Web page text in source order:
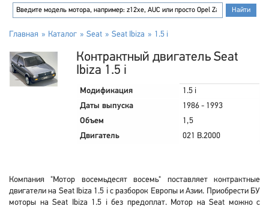
Главная Каталог Seat Seat Ibiza 1.5 i
Контрактный двигатель Seat
Ibiza 1.5 i
Модификация
1.5 i
Даты выпуска
1986 - 1993
Объем
1,5
Двигатель
021 B.2000
Компания "Мотор восемьдесят восемь" поставляет контрактные
двигатели на Seat Ibiza 1.5 i с разборок Европы и Азии. Приобрести БУ
моторы на Seat Ibiza 1.5 i без предоплат. Мотор на Seat можно с